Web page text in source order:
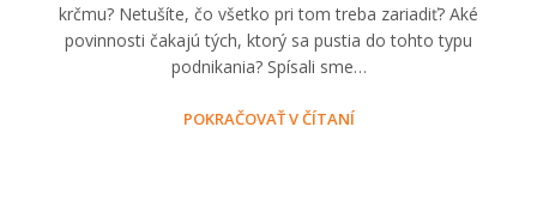
krčmu? Netušíte, čo všetko pri tom treba zariadiť? Aké
povinnosti čakajú tých, ktorý sa pustia do tohto typu
podnikania? Spísali sme…
POKRAČOVAŤ V ČÍTANÍ